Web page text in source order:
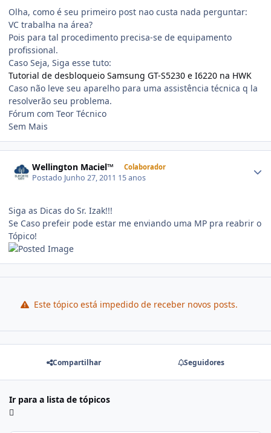
Olha, como é seu primeiro post nao custa nada perguntar:
VC trabalha na área?
Pois para tal procedimento precisa-se de equipamento
profissional.
Caso Seja, Siga esse tuto:
Tutorial de desbloqueio Samsung GT-S5230 e I6220 na HWK
Caso não leve seu aparelho para uma assistência técnica q la
resolverão seu problema.
Fórum com Teor Técnico
Sem Mais
Wellington Maciel™ Colaborador
Postado Junho 27, 2011 15 anos
Siga as Dicas do Sr. Izak!!!
Se Caso prefeir pode estar me enviando uma MP pra reabrir o
Tópico!
Este tópico está impedido de receber novos posts.
Compartilhar Seguidores
Ir para a lista de tópicos